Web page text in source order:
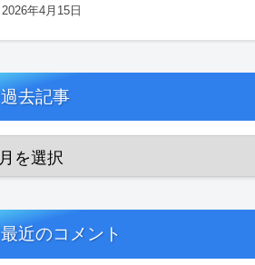
2026年4月15日
過去記事
最近のコメント